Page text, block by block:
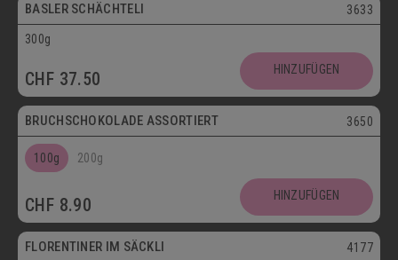
BASLER SCHÄCHTELI 3633
300g
CHF 37.50 HINZUFÜGEN
Postversand
BRUCHSCHOKOLADE ASSORTIERT 3650
100g 200g
CHF 8.90 HINZUFÜGEN
Postversand
FLORENTINER IM SÄCKLI 4177